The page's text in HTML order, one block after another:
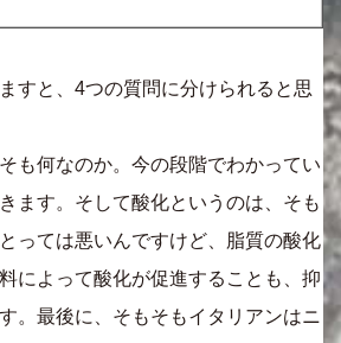
すと、4つの質問に分けられると思
も何なのか。今の段階でわかってい
ます。そして酸化というのは、そも
っては悪いんですけど、脂質の酸化
によって酸化が促進することも、抑
。最後に、そもそもイタリアンはニ